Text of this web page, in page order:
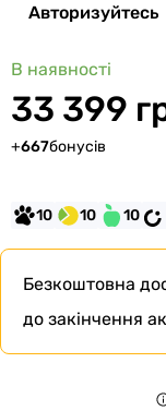
Авторизуйтесь
В наявності
33 399
+667бонусів
10 10 10
Безкоштовна
до закінчення